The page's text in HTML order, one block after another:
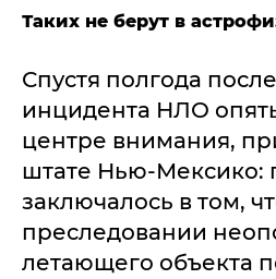
Таких не берут в
Спустя полгода
инцидента НЛО
центре внимания,
штате Нью-Мексико:
заключалось в том,
преследовании
летающего объекта